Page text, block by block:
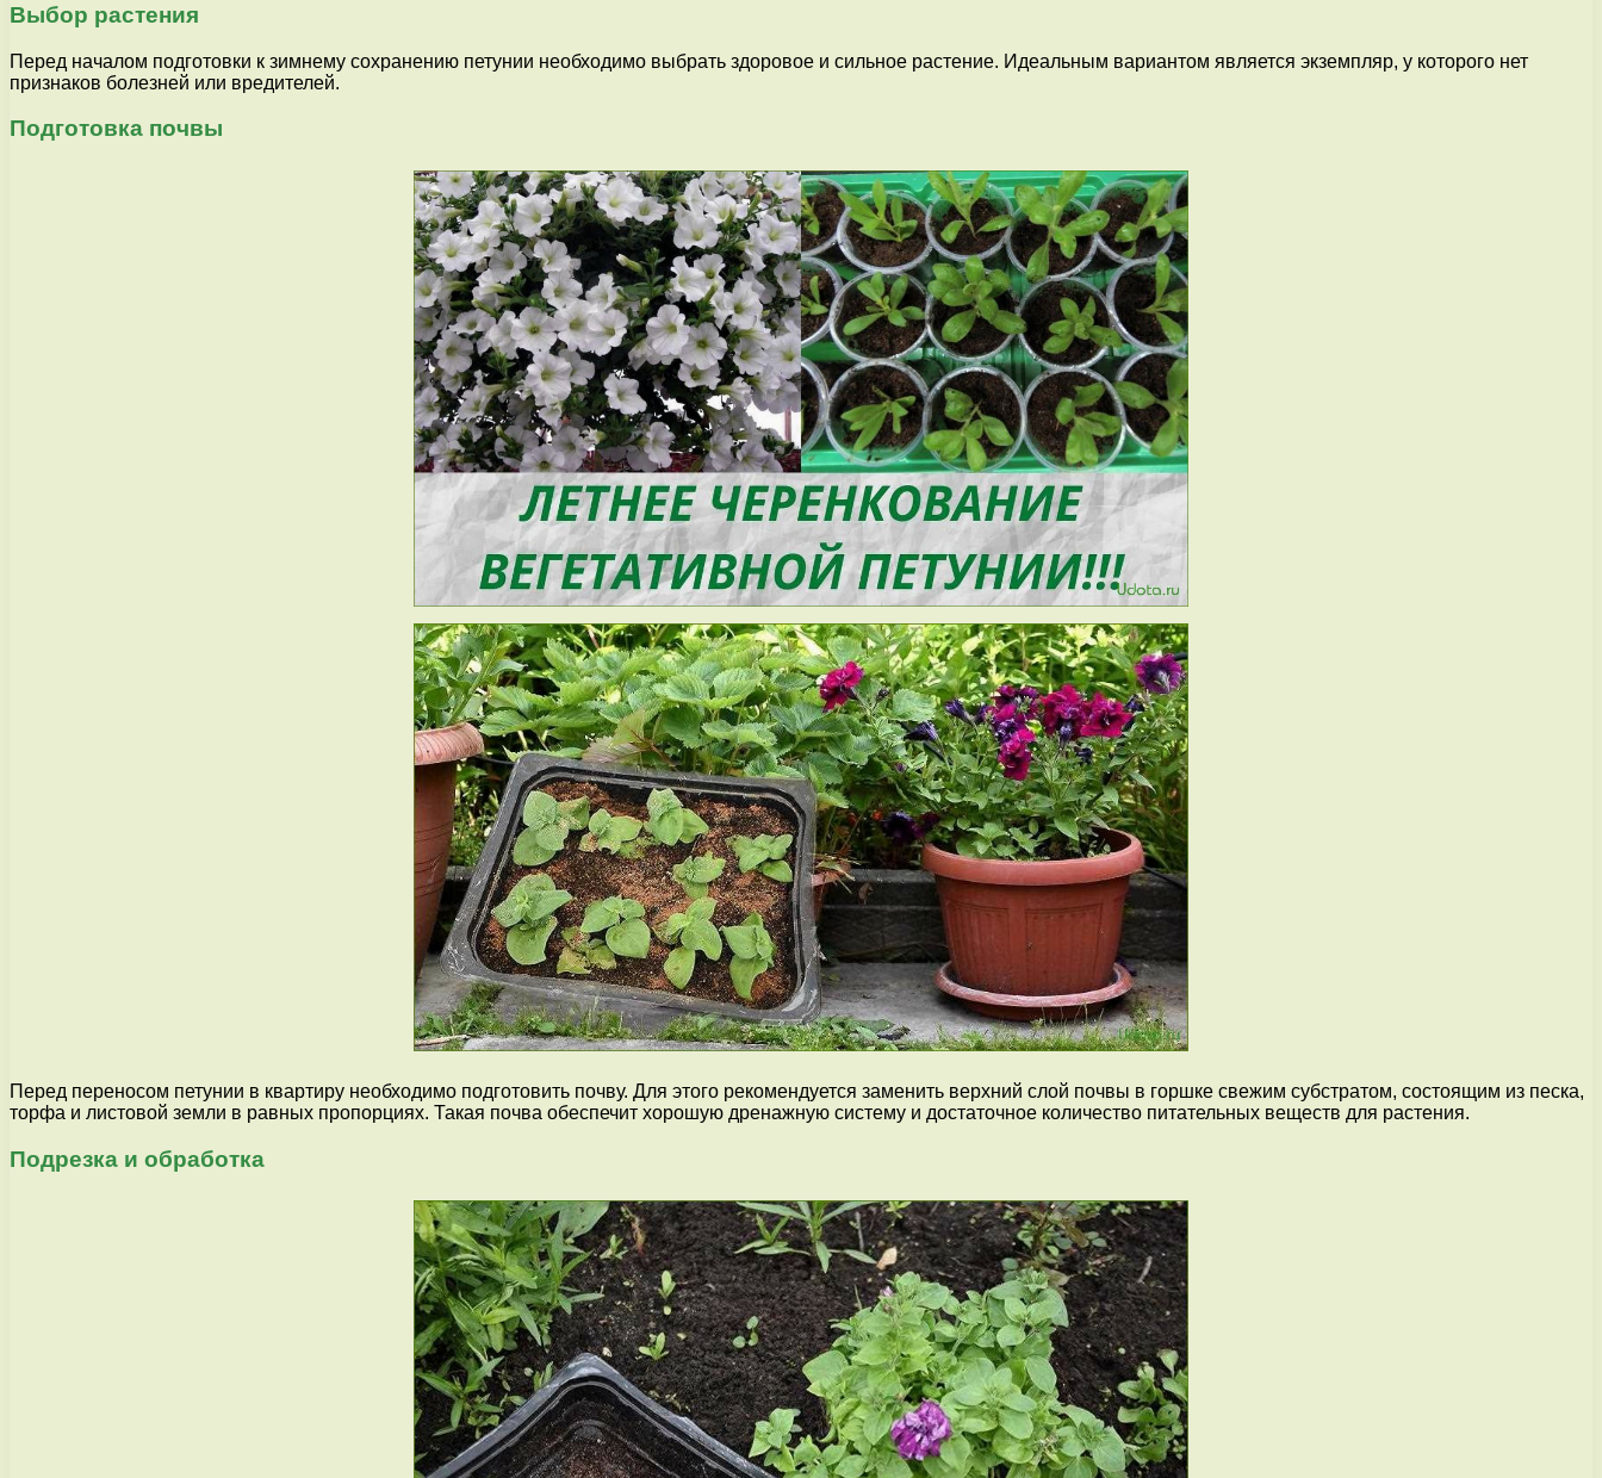
Выбор растения
Перед началом подготовки к зимнему сохранению петунии необходимо выбрать здоровое и сильное растение. Идеальным вариантом является экземпляр, у которого нет
признаков болезней или вредителей.
Подготовка почвы
Перед переносом петунии в квартиру необходимо подготовить почву. Для этого рекомендуется заменить верхний слой почвы в горшке свежим субстратом, состоящим из песка,
торфа и листовой земли в равных пропорциях. Такая почва обеспечит хорошую дренажную систему и достаточное количество питательных веществ для растения.
Подрезка и обработка